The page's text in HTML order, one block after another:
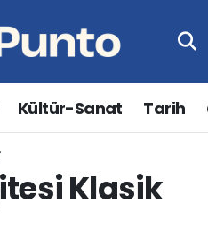
Kültür-Sanat Tarih
Klasik